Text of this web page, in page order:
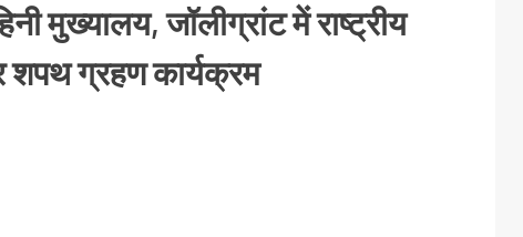
मुख्यालय, जॉलीग्रांट में राष्ट्रीय
शपथ ग्रहण कार्यक्रम